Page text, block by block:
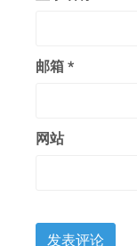
邮箱 *
网站